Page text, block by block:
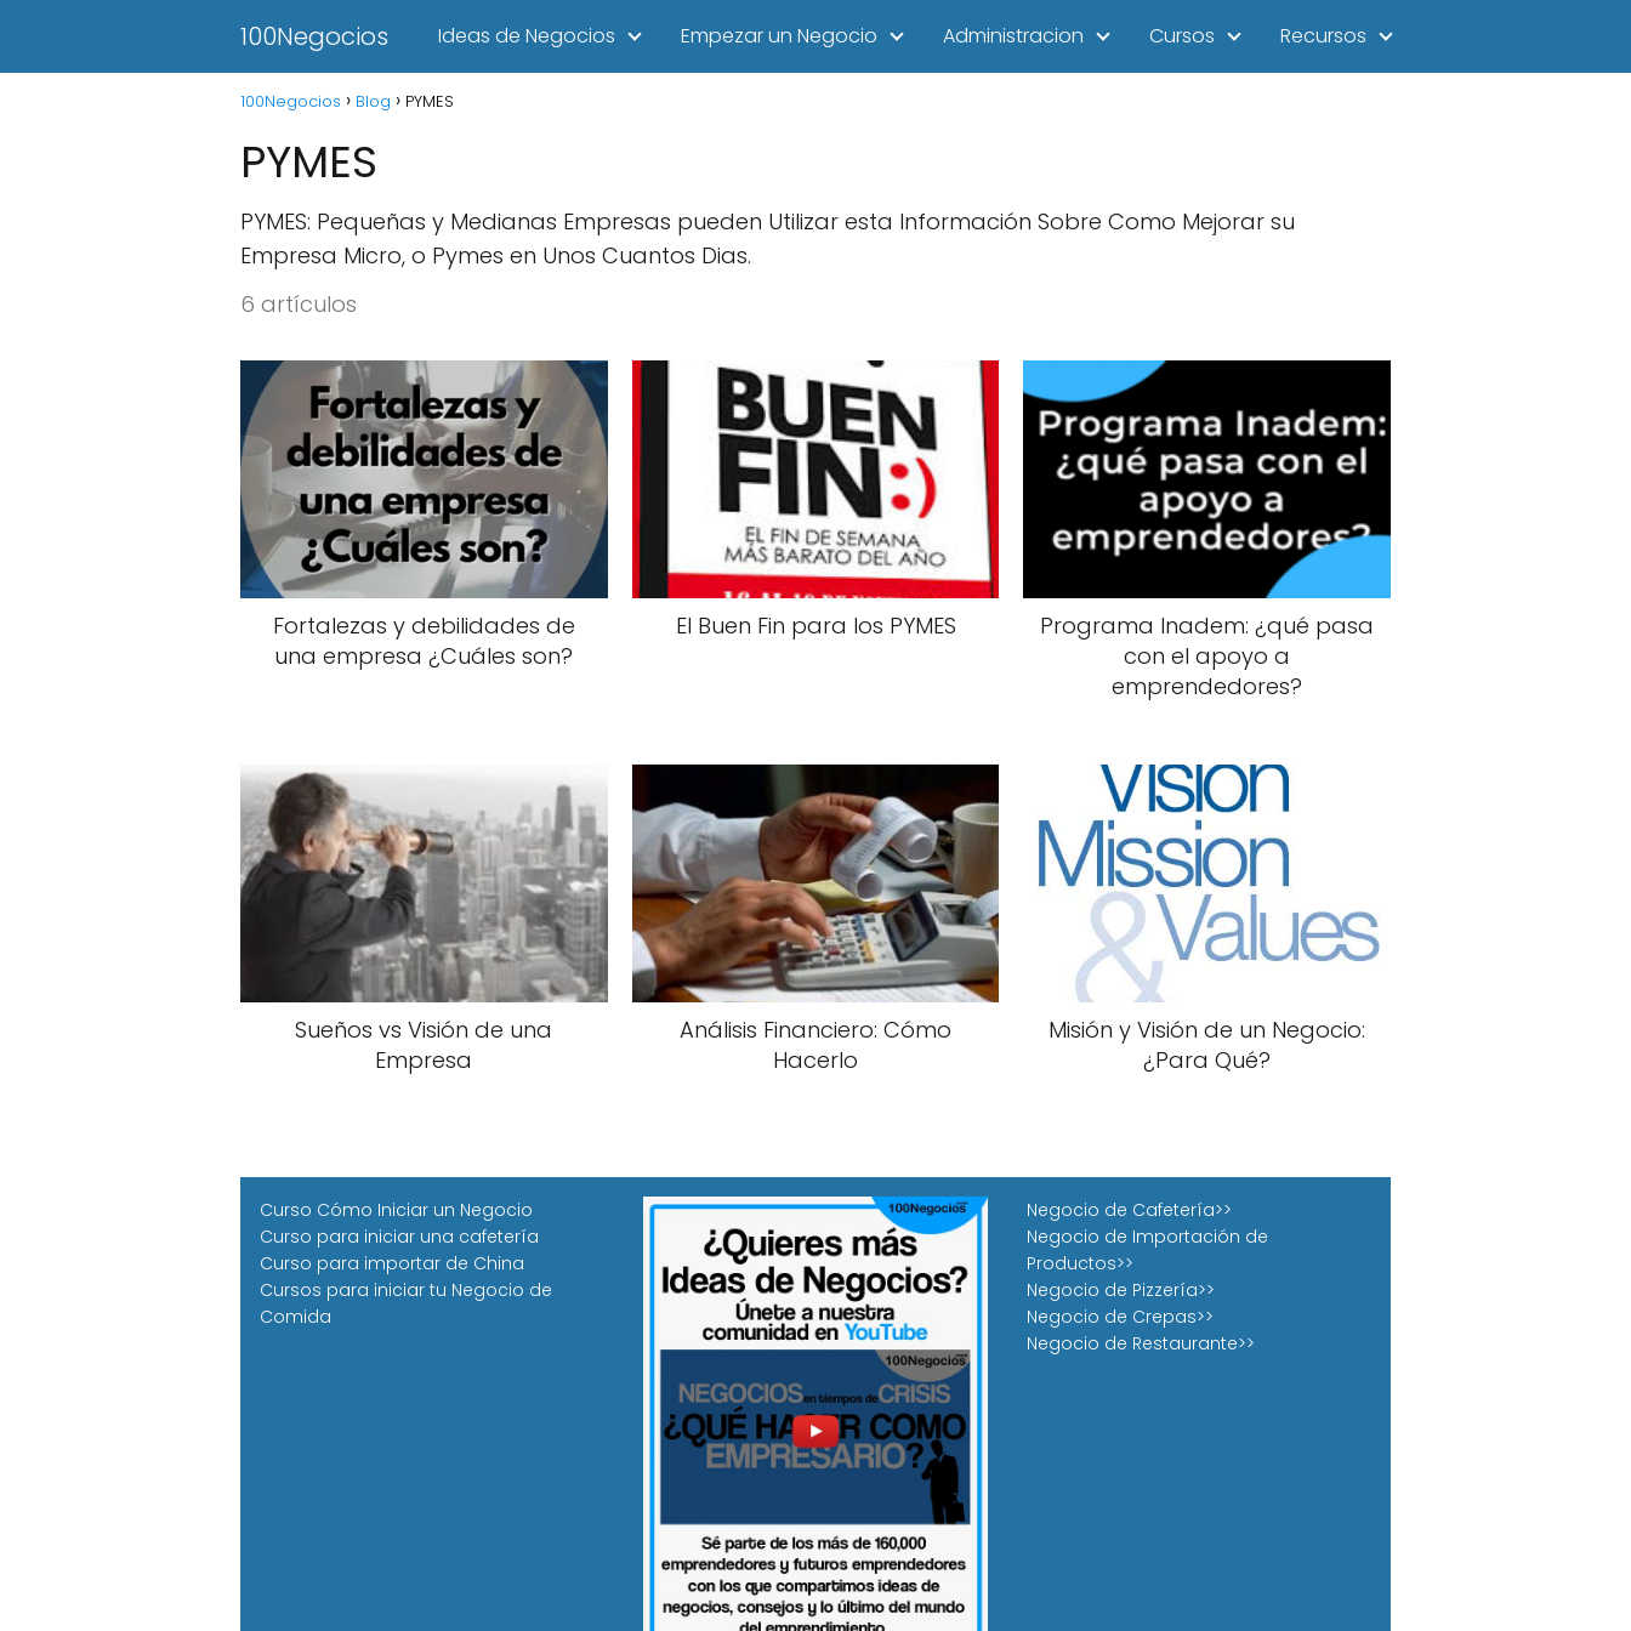
100Negocios Ideas de Negocios Empezar un Negocio Administracion Cursos Recursos
100Negocios Blog PYMES
PYMES
PYMES: Pequeñas y Medianas Empresas pueden Utilizar esta Información Sobre Como Mejorar su
Empresa Micro, o Pymes en Unos Cuantos Dias.
6 artículos
Fortalezas y debilidades de
una empresa ¿Cuáles son?
El Buen Fin para los PYMES
Programa Inadem: ¿qué pasa
con el apoyo a
emprendedores?
Sueños vs Visión de una
Empresa
Análisis Financiero: Cómo
Hacerlo
Misión y Visión de un Negocio:
¿Para Qué?
Curso Cómo Iniciar un Negocio
Curso para iniciar una cafetería
Curso para importar de China
Cursos para iniciar tu Negocio de
Comida
Negocio de Cafetería>>
Negocio de Importación de
Productos>>
Negocio de Pizzería>>
Negocio de Crepas>>
Negocio de Restaurante>>